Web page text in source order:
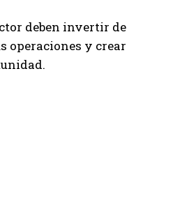
deben invertir de
operaciones y crear